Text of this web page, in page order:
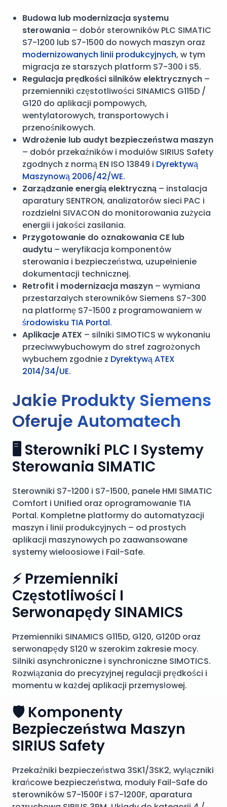
Budowa lub modernizacja systemu
sterowania – dobór sterowników PLC SIMATIC
S7-1200 lub S7-1500 do nowych maszyn oraz
modernizowanych linii produkcyjnych, w tym
migracja ze starszych platform S7-300 i S5.
Regulacja prędkości silników elektrycznych –
przemienniki częstotliwości SINAMICS G115D /
G120 do aplikacji pompowych,
wentylatorowych, transportowych i
przenośnikowych.
Wdrożenie lub audyt bezpieczeństwa maszyn
– dobór przekaźników i modułów SIRIUS Safety
zgodnych z normą EN ISO 13849 i Dyrektywą
Maszynową 2006/42/WE.
Zarządzanie energią elektryczną – instalacja
aparatury SENTRON, analizatorów sieci PAC i
rozdzielni SIVACON do monitorowania zużycia
energii i jakości zasilania.
Przygotowanie do oznakowania CE lub
audytu – weryfikacja komponentów
sterowania i bezpieczeństwa, uzupełnienie
dokumentacji technicznej.
Retrofit i modernizacja maszyn – wymiana
przestarzałych sterowników Siemens S7-300
na platformę S7-1500 z programowaniem w
środowisku TIA Portal.
Aplikacje ATEX – silniki SIMOTICS w wykonaniu
przeciwwybuchowym do stref zagrożonych
wybuchem zgodnie z Dyrektywą ATEX
2014/34/UE.
Jakie Produkty Siemens
Oferuje Automatech
🖥️ Sterowniki PLC I Systemy
Sterowania SIMATIC
Sterowniki S7-1200 i S7-1500, panele HMI SIMATIC
Comfort i Unified oraz oprogramowanie TIA
Portal. Kompletne platformy do automatyzacji
maszyn i linii produkcyjnych – od prostych
aplikacji maszynowych po zaawansowane
systemy wieloosiowe i Fail-Safe.
⚡ Przemienniki
Częstotliwości I
Serwonapędy SINAMICS
Przemienniki SINAMICS G115D, G120, G120D oraz
serwonapędy S120 w szerokim zakresie mocy.
Silniki asynchroniczne i synchroniczne SIMOTICS.
Rozwiązania do precyzyjnej regulacji prędkości i
momentu w każdej aplikacji przemysłowej.
🛡️ Komponenty
Bezpieczeństwa Maszyn
SIRIUS Safety
Przekaźniki bezpieczeństwa 3SK1/3SK2, wyłączniki
krańcowe bezpieczeństwa, moduły Fail-Safe do
sterowników S7-1500F i S7-1200F, aparatura